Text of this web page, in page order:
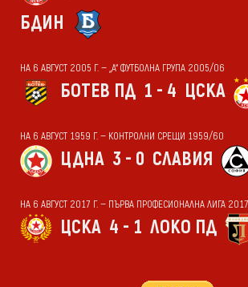
БДИН
НА 6 АВГУСТ 2005 Г. — „А“ ФУТБОЛНА ГРУПА 2005/06
БОТЕВ ПД 1 - 4 ЦСКА
НА 6 АВГУСТ 1959 Г. — КОНТРОЛНИ СРЕЩИ 1959/60
ЦДНА 3 - 0 СЛАВИЯ
НА 6 АВГУСТ 2017 Г. — ПЪРВА ПРОФЕСИОНАЛНА ЛИГА
ЦСКА 4 - 1 ЛОКО ПД